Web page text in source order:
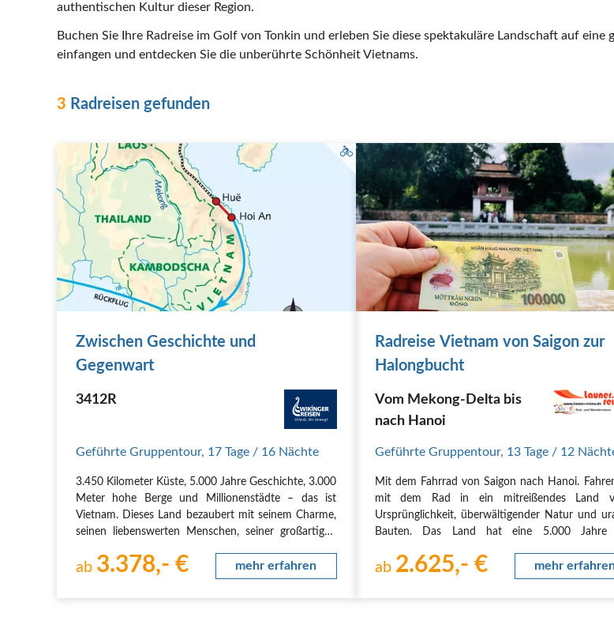
authentischen Kultur dieser Region.
Buchen Sie Ihre Radreise im Golf von Tonkin und erleben Sie diese spektakuläre Landschaft auf eine
einfangen und entdecken Sie die unberührte Schönheit Vietnams.
3 Radreisen gefunden
Zwischen Geschichte und
Gegenwart
3412R
Geführte Gruppentour, 17 Tage / 16 Nächte
3.450 Kilometer Küste, 5.000 Jahre Geschichte, 3.000
Meter hohe Berge und Millionenstädte – das ist
Vietnam. Dieses Land bezaubert mit seinem Charme,
seinen liebenswerten Menschen, seiner großartigen
dich auf schöne Radtouren im Mekong-Delta,…
ab 3.378,- € mehr erfahren
Radreise Vietnam von Saigon zur
Halongbucht
Vom Mekong-Delta bis
nach Hanoi
Geführte Gruppentour, 13 Tage / 12
Mit dem Fahrrad von Saigon nach Hanoi.
mit dem Rad in ein mitreißendes Land
Ursprünglichkeit, überwältigender Natur und
Bauten. Das Land hat eine 5.000 Jahre
Gebiete, in denen die Zeit wohl stehlen
ab 2.625,- € mehr